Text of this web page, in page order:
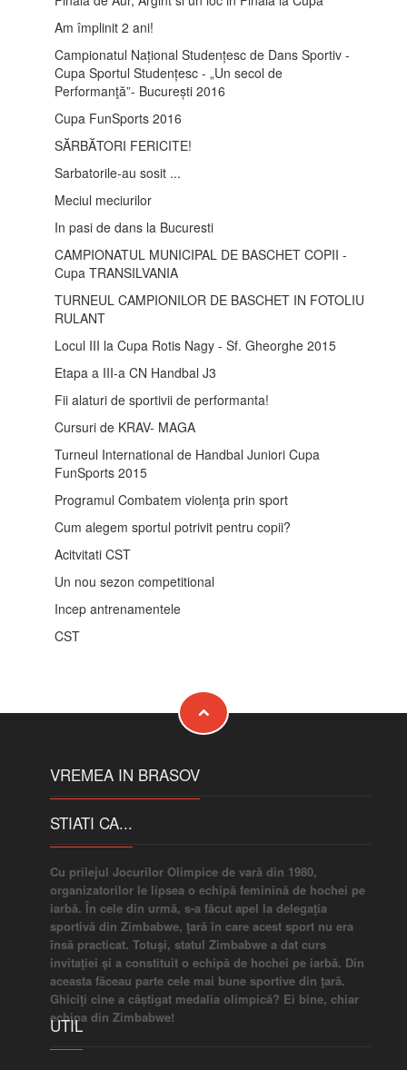
Am împlinit 2 ani!
Campionatul Național Studențesc de Dans Sportiv -
Cupa Sportul Studențesc - „Un secol de
Performanţă”- București 2016
Cupa FunSports 2016
SĂRBĂTORI FERICITE!
Sarbatorile-au sosit ...
Meciul meciurilor
In pasi de dans la Bucuresti
CAMPIONATUL MUNICIPAL DE BASCHET COPII -
Cupa TRANSILVANIA
TURNEUL CAMPIONILOR DE BASCHET IN FOTOLIU
RULANT
Locul III la Cupa Rotis Nagy - Sf. Gheorghe 2015
Etapa a III-a CN Handbal J3
Fii alaturi de sportivii de performanta!
Cursuri de KRAV- MAGA
Turneul International de Handbal Juniori Cupa
FunSports 2015
Programul Combatem violenţa prin sport
Cum alegem sportul potrivit pentru copii?
Acitvitati CST
Un nou sezon competitional
Incep antrenamentele
CST
VREMEA IN BRASOV
STIATI CA...
Cu prilejul Jocurilor Olimpice de vară din 1980,
organizatorilor le lipsea o echipă feminină de hochei pe
iarbă. În cele din urmă, s-a făcut apel la delegaţia
sportivă din Zimbabwe, ţară în care acest sport nu era
însă practicat. Totuşi, statul Zimbabwe a dat curs
invitaţiei şi a constituit o echipă de hochei pe iarbă. Din
aceasta făceau parte cele mai bune sportive din ţară.
Ghiciţi cine a câștigat medalia olimpică? Ei bine, chiar
echipa din Zimbabwe!
UTIL